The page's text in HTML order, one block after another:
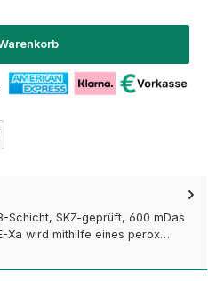
Schicht, SKZ-geprüft, 600 mDas
Xa wird mithilfe eines perox…